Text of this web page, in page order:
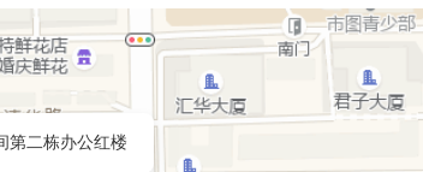
。
第二栋办公红楼